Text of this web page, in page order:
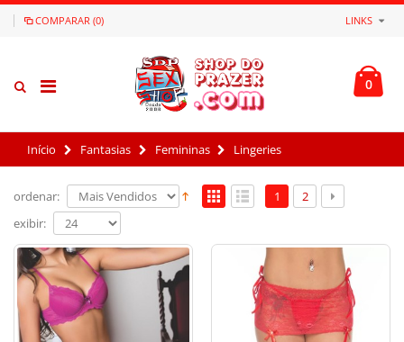
COMPARAR (0) LINKS
0
Início Fantasias Femininas Lingeries
ordenar: 1
2
exibir: